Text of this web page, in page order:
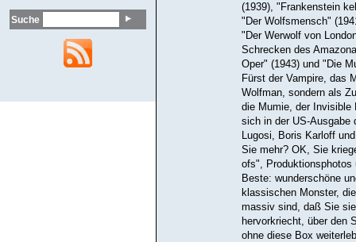
Suche
(1939), "Frankenstein
"Der Wolfsmensch"
"Der Werwolf von
Schrecken des
Oper" (1943) und "Die
Fürst der Vampire, das
Wolfman, sondern als
die Mumie, der Invisible
sich in der US-Ausgabe
Lugosi, Boris Karloff
Sie mehr? OK, Sie
ofs", Produktionsphotos
Beste: wunderschöne
klassischen Monster,
massiv sind, daß Sie
hervorkriecht, über den
ohne diese Box